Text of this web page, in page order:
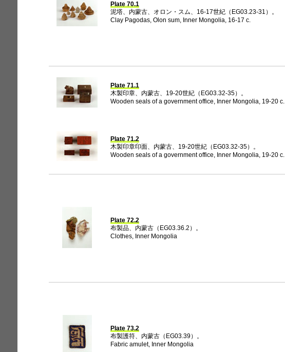
Plate 70.1
泥塔、内蒙古、オロン・スム、16-17世紀（EG03.23-31）。
Clay Pagodas, Olon sum, Inner Mongolia, 16-17 c.
Plate 71.1
木製印章、内蒙古、19-20世紀（EG03.32-35）。
Wooden seals of a government office, Inner Mongolia, 19-20 c.
Plate 71.2
木製印章印面、内蒙古、19-20世紀（EG03.32-35）。
Wooden seals of a government office, Inner Mongolia, 19-20 c.
Plate 72.2
布製品、内蒙古（EG03.36.2）。
Clothes, Inner Mongolia
Plate 73.2
布製護符、内蒙古（EG03.39）。
Fabric amulet, Inner Mongolia